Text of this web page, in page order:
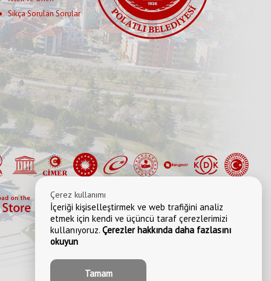
Sıkça Sorulan Sorular
Çerez kullanımı
İçeriği kişiselleştirmek ve web trafiğini analiz
etmek için kendi ve üçüncü taraf çerezlerimizi
kullanıyoruz. Çerezler hakkında daha fazlasını
okuyun
Tamam